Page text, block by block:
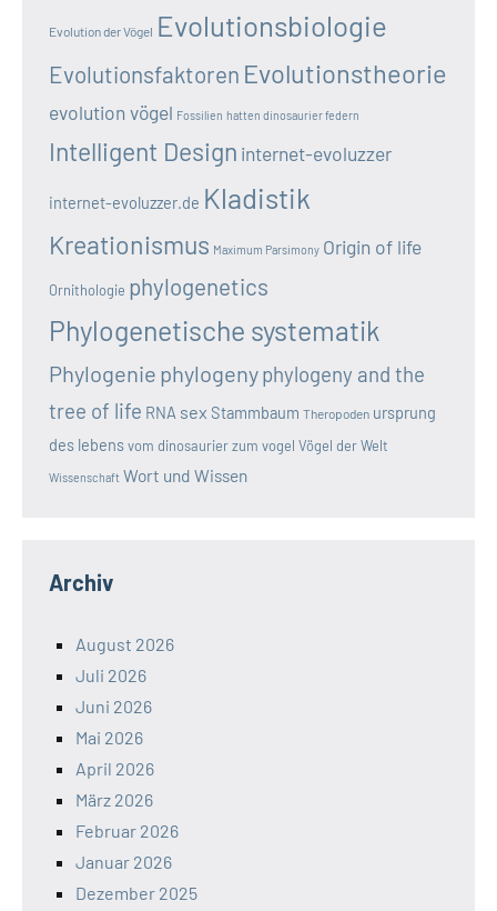
Evolution der Vögel Evolutionsbiologie
Evolutionsfaktoren Evolutionstheorie
evolution vögel Fossilien hatten dinosaurier federn
Intelligent Design internet-evoluzzer
internet-evoluzzer.de Kladistik
Kreationismus Maximum Parsimony Origin of life
Ornithologie phylogenetics
Phylogenetische systematik
Phylogenie phylogenyphylogeny and the
tree of life RNA sex Stammbaum Theropoden ursprung
des lebensvom dinosaurier zum vogel Vögel der Welt
Wissenschaft Wort und Wissen
Archiv
August 2026
Juli 2026
Juni 2026
Mai 2026
April 2026
März 2026
Februar 2026
Januar 2026
Dezember 2025